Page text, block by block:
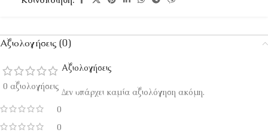
Αξιολογήσεις (0)
0 αξιολογήσεις
0
0
Αξιολογήσεις
Δεν υπάρχει καμία αξιολόγηση ακόμη.